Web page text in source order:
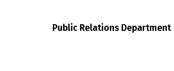
Public Relations Department